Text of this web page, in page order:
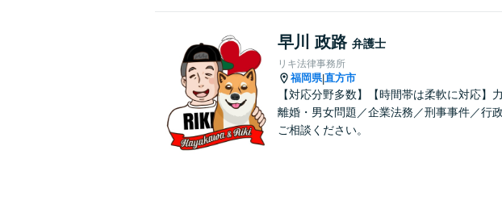
早川 政路 弁護士
リキ法律事務所
福岡県|直方市
【対応分野多数】【時間帯は柔軟に対応
離婚・男女問題／企業法務／刑事事件／行
ご相談ください。